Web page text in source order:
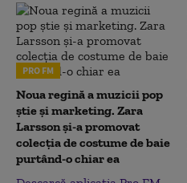
PRO FM
Noua regină a muzicii pop
știe și marketing. Zara
Larsson și-a promovat
colecția de costume de baie
purtând-o chiar ea